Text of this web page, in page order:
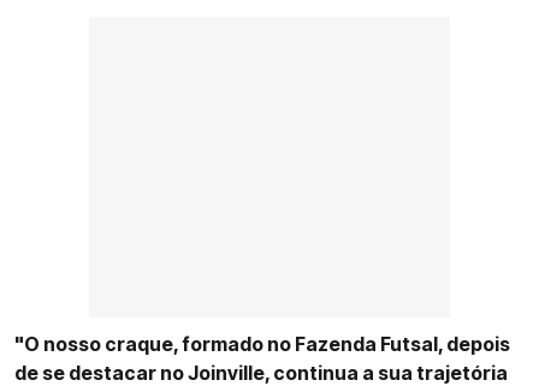
"O nosso craque, formado no Fazenda Futsal, depois
de se destacar no Joinville, continua a sua trajetória